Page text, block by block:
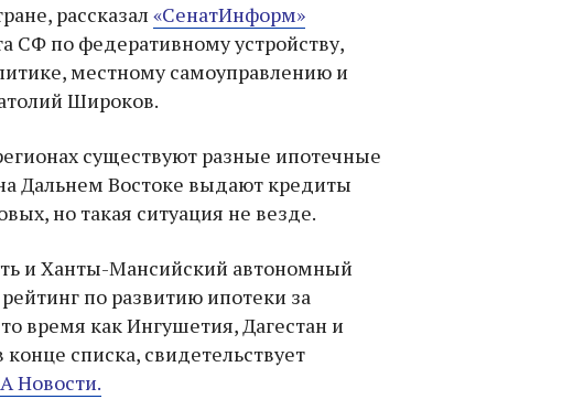
рассказал «СенатИнформ»
СФ по федеративному устройству,
местному самоуправлению и
Широков.
существуют разные ипотечные
Дальнем Востоке выдают кредиты
но такая ситуация не везде.
и Ханты-Мансийский автономный
рейтинг по развитию ипотеки за
время как Ингушетия, Дагестан и
списка, свидетельствует
Новости.
Владимир Якушев передал бойцам
18:30 10 сентября 2025
Владимир Якушев сопровождает грузы